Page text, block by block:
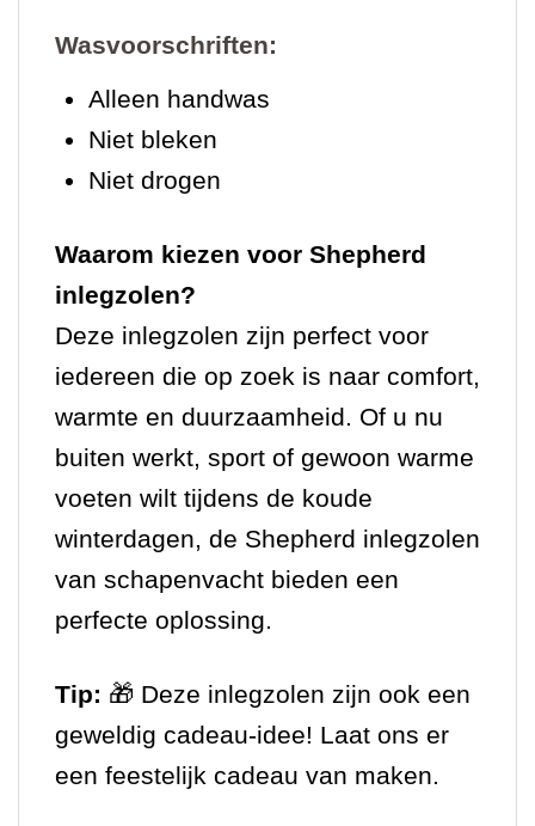
Wasvoorschriften:
Alleen handwas
Niet bleken
Niet drogen
Waarom kiezen voor Shepherd
inlegzolen?
Deze inlegzolen zijn perfect voor
iedereen die op zoek is naar comfort,
warmte en duurzaamheid. Of u nu
buiten werkt, sport of gewoon warme
voeten wilt tijdens de koude
winterdagen, de Shepherd inlegzolen
van schapenvacht bieden een
perfecte oplossing.
Tip: 🎁 Deze inlegzolen zijn ook een
geweldig cadeau-idee! Laat ons er
een feestelijk cadeau van maken.